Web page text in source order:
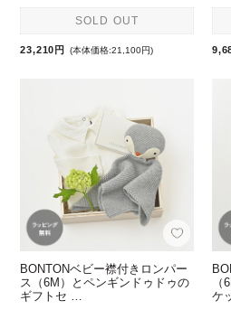
SOLD OUT
23,210円 (本体価格:21,100円)
BONTONベビー襟付きロンパー
ス（6M）とペンギンドゥドゥの
ギフトセ …
ケ